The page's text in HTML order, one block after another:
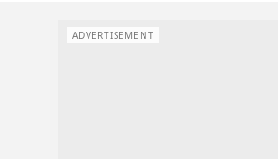
ADVERTISEMENT